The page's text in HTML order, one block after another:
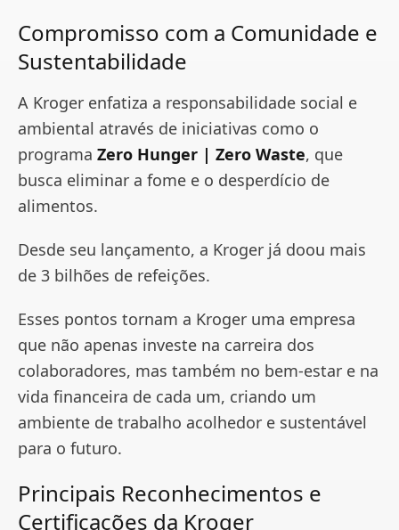
Compromisso com a Comunidade e
Sustentabilidade
A Kroger enfatiza a responsabilidade social e
ambiental através de iniciativas como o
programa Zero Hunger | Zero Waste, que
busca eliminar a fome e o desperdício de
alimentos.
Desde seu lançamento, a Kroger já doou mais
de 3 bilhões de refeições​.
Esses pontos tornam a Kroger uma empresa
que não apenas investe na carreira dos
colaboradores, mas também no bem-estar e na
vida financeira de cada um, criando um
ambiente de trabalho acolhedor e sustentável
para o futuro.
Principais Reconhecimentos e
Certificações da Kroger